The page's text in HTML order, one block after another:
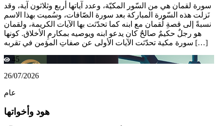
سورة لقمان هي من السّور المكيّة، وعدد آياتها أربع وثلاثون آية، وقد
نَزلت هذه السّورة المباركة بعد سورة الصّافات، وسُميت بهذا الاسم
نسبةً إلى قصةِ لُقمان مع ابنه كما تحدّثت بها الآيات الكريمة، ولقمان
هو رجلٌ حكيمٌ صالحٌ كان يدعو ابنه ويوصيه بمكارمِ الأخلاق. كونها
سورة مكية تحدّثت الآيات الأولى عن صفاتِ المؤمن في تقربه […]
45
26/07/2026
عام
هود وأخواتها